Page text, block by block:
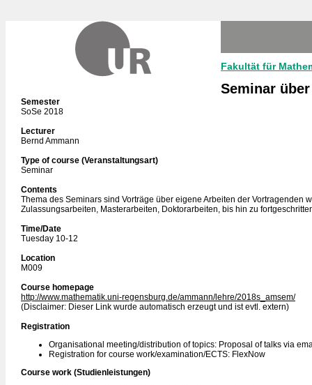
Fakultät für
Seminar
Semester
SoSe 2018
Lecturer
Bernd Ammann
Type of course (Veranstaltungsart)
Seminar
Contents
Thema des Seminars sind Vorträge über eigene Arbeiten der Vortragenden
Zulassungsarbeiten, Masterarbeiten, Doktorarbeiten, bis hin zu
Time/Date
Tuesday 10-12
Location
M009
Course homepage
http://www.mathematik.uni-regensburg.de/ammann/lehre/2018s_amsem/
(Disclaimer: Dieser Link wurde automatisch erzeugt und ist evtl. extern)
Registration
Organisational meeting/distribution of topics: Proposal of talks via
Registration for course work/examination/ECTS: FlexNow
Course work (Studienleistungen)